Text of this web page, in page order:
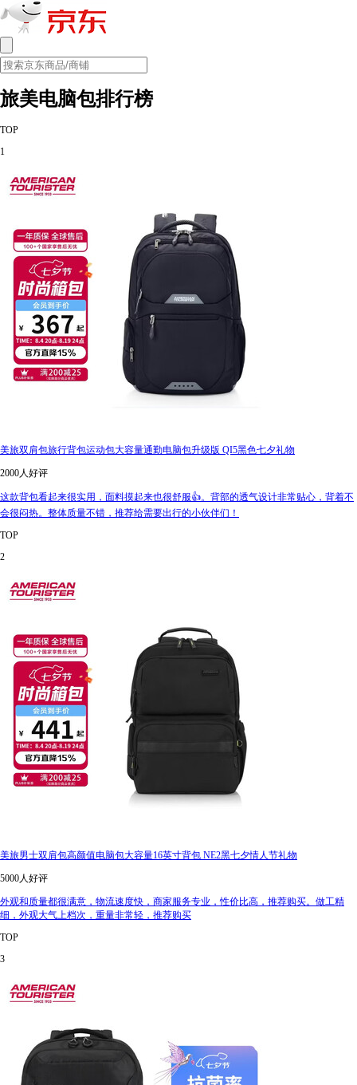
旅美电脑包排行榜
TOP
1
美旅双肩包旅行背包运动包大容量通勤电脑包升级版 QI5黑色七夕礼物
2000人好评
这款背包看起来很实用，面料摸起来也很舒服👍。背部的透气设计非常贴心，背着不
会很闷热。整体质量不错，推荐给需要出行的小伙伴们！
TOP
2
美旅男士双肩包高颜值电脑包大容量16英寸背包 NE2黑七夕情人节礼物
5000人好评
外观和质量都很满意，物流速度快，商家服务专业，性价比高，推荐购买。做工精
细，外观大气上档次，重量非常轻，推荐购买
TOP
3